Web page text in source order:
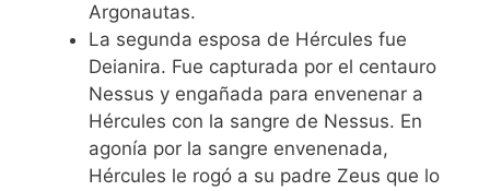
Argonautas.
La segunda esposa de Hércules fue
Deianira. Fue capturada por el centauro
Nessus y engañada para envenenar a
Hércules con la sangre de Nessus. En
agonía por la sangre envenenada,
Hércules le rogó a su padre Zeus que lo